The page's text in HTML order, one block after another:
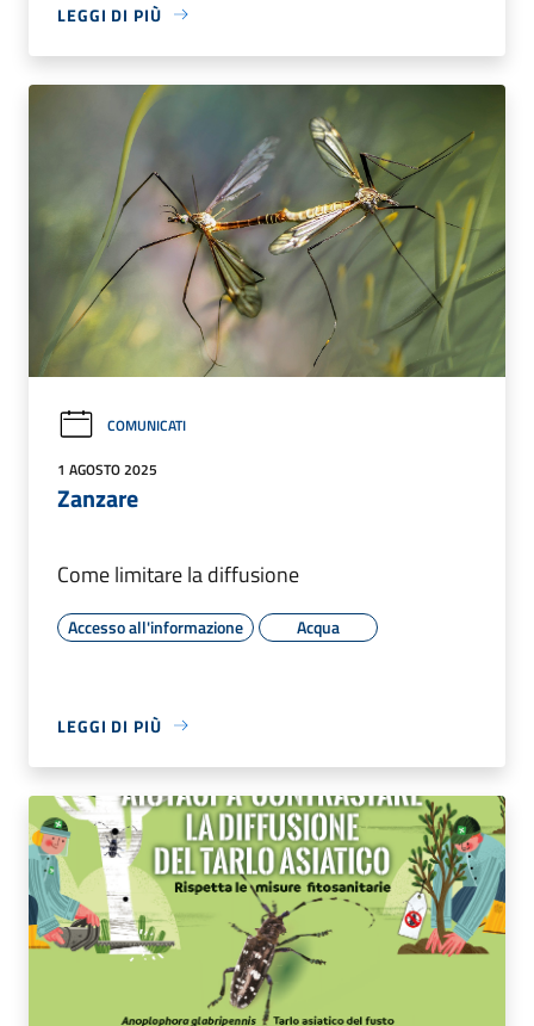
LEGGI DI PIÙ
COMUNICATI
1 AGOSTO 2025
Zanzare
Come limitare la diffusione
Accesso all'informazione Acqua
LEGGI DI PIÙ